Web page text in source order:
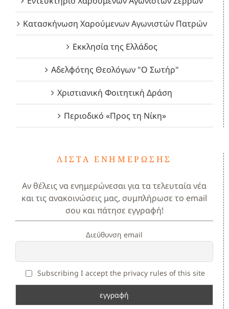
Κατασκήνωση Χαρούμενων Αγωνιστών Πατρών
Εκκλησία της Ελλάδος
Αδελφότης Θεολόγων "Ο Σωτήρ"
Χριστιανική Φοιτητική Δράση
Περιοδικό «Προς τη Νίκη»
ΛΊΣΤΑ ΕΝΗΜΈΡΩΣΗΣ
Αν θέλεις να ενημερώνεσαι για τα τελευταία νέα
και τις ανακοινώσεις μας, συμπλήρωσε το email
σου και πάτησε εγγραφή!
Διεύθυνση email
Subscribing I accept the privacy rules of this site